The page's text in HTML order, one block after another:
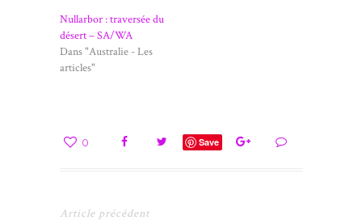
Nullarbor : traversée du
désert – SA/WA
Dans "Australie - Les
articles"
0 Save
Article précédent